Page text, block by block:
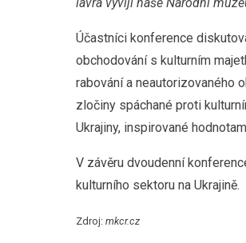
Účastníci konference
obchodování s kulturním
rabování a neautorizovaného
zločiny spáchané proti
Ukrajiny, inspirované
V závěru dvoudenní
kulturního sektoru na Ukrajině.
Zdroj: mkcr.cz